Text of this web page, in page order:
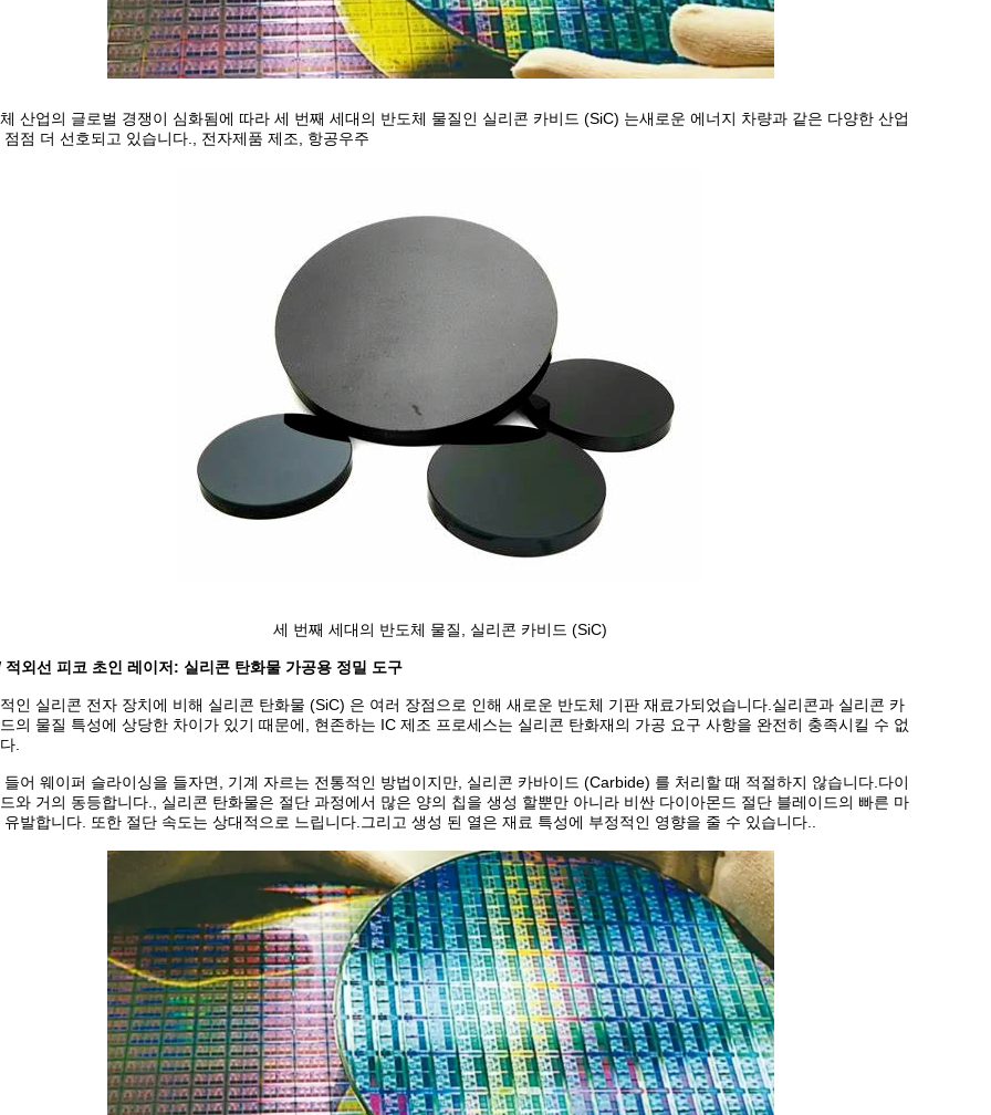
산업의 글로벌 경쟁이 심화됨에 따라 세 번째 세대의 반도체 물질인 실리콘 카비드 (SiC) 는새로운 에너지 차량과 같은 다양한 산업
점점 더 선호되고 있습니다., 전자제품 제조, 항공우주
세 번째 세대의 반도체 물질, 실리콘 카비드 (SiC)
적외선 피코 초인 레이저: 실리콘 탄화물 가공용 정밀 도구
인 실리콘 전자 장치에 비해 실리콘 탄화물 (SiC) 은 여러 장점으로 인해 새로운 반도체 기판 재료가되었습니다.실리콘과 실리콘 카
의 물질 특성에 상당한 차이가 있기 때문에, 현존하는 IC 제조 프로세스는 실리콘 탄화재의 가공 요구 사항을 완전히 충족시킬 수 없
.
들어 웨이퍼 슬라이싱을 들자면, 기계 자르는 전통적인 방법이지만, 실리콘 카바이드 (Carbide) 를 처리할 때 적절하지 않습니다.다이
와 거의 동등합니다., 실리콘 탄화물은 절단 과정에서 많은 양의 칩을 생성 할뿐만 아니라 비싼 다이아몬드 절단 블레이드의 빠른 마
유발합니다. 또한 절단 속도는 상대적으로 느립니다.그리고 생성 된 열은 재료 특성에 부정적인 영향을 줄 수 있습니다..